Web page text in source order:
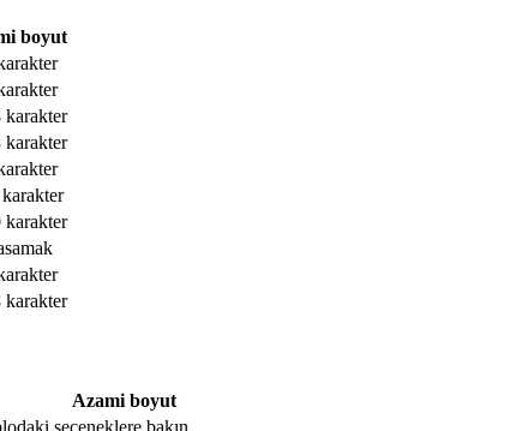
boyut
karakter
karakter
karakter
karakter
Azami boyut
seçeneklere bakın